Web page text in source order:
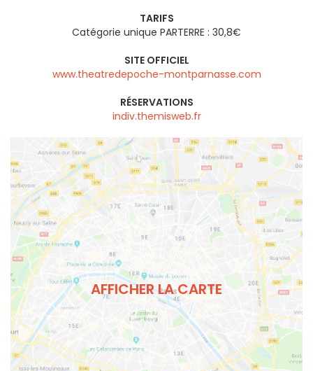
TARIFS
Catégorie unique PARTERRE : 30,8€
SITE OFFICIEL
www.theatredepoche-montparnasse.com
RÉSERVATIONS
indiv.themisweb.fr
AFFICHER LA CARTE